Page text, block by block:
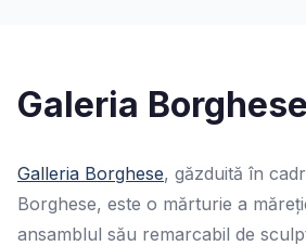
Galeria Borghese
Galleria Borghese, găzduită în
Borghese, este o mărturie a
ansamblul său remarcabil de